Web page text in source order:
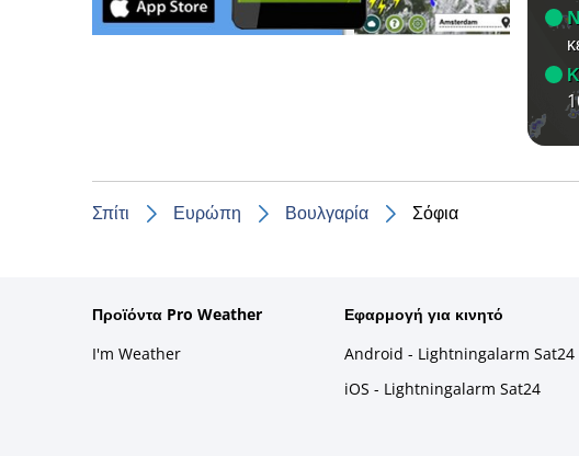
Σπίτι Ευρώπη Βουλγαρία Σόφια
Προϊόντα Pro Weather
I'm Weather
Εφαρμογή για κινητό
Android - Lightningalarm Sat24
iOS - Lightningalarm Sat24